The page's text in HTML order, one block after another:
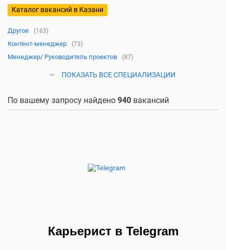
Каталог вакансий в Казани
Другое (163)
Контент-менеджер (73)
Менеджер/ Руководитель проектов (87)
ПОКАЗАТЬ ВСЕ СПЕЦИАЛИЗАЦИИ
По вашему запросу найдено 940 вакансий
Карьерист в Telegram